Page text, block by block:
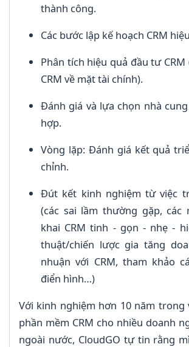
thành công.
Các bước lập kế hoạch CRM
Phân tích hiệu quả đầu tư CRM
CRM về mặt tài chính).
Đánh giá và lựa chọn nhà cung
hợp.
Vòng lặp: Đánh giá kết quả
chỉnh.
Đút kết kinh nghiệm từ việc
(các sai lầm thường gặp, các
khai CRM tinh - gọn - nhẹ -
thuật/chiến lược gia tăng
nhuận với CRM, tham khảo
điển hình…)
Với kinh nghiệm hơn 10 năm trong
phần mềm CRM cho nhiều doanh
ngoài nước, CloudGO tự tin rằng